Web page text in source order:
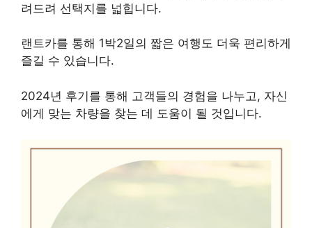
려드려 선택지를 넓힙니다.
랜트카를 통해 1박2일의 짧은 여행도 더욱 편리하게
즐길 수 있습니다.
2024년 후기를 통해 고객들의 경험을 나누고, 자신
에게 맞는 차량을 찾는 데 도움이 될 것입니다.